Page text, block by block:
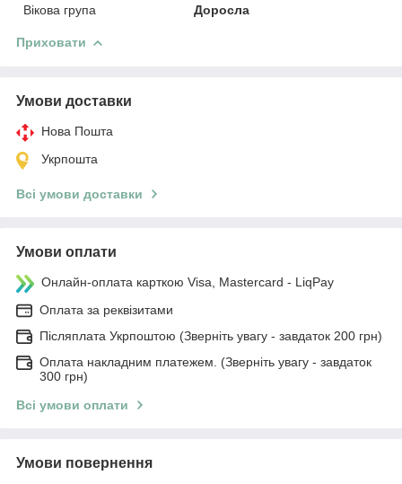
Вікова група
Доросла
Приховати
Умови доставки
Нова Пошта
Укрпошта
Всі умови доставки
Умови оплати
Онлайн-оплата карткою Visa, Mastercard - LiqPay
Оплата за реквізитами
Післяплата Укрпоштою (Зверніть увагу - завдаток 200 грн)
Оплата накладним платежем. (Зверніть увагу - завдаток
300 грн)
Всі умови оплати
Умови повернення